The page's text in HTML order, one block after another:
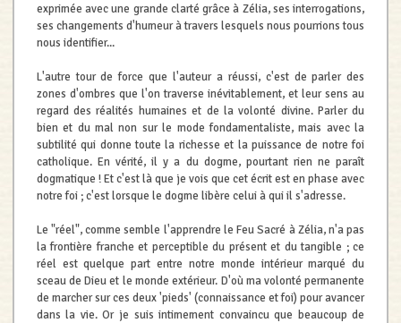
exprimée avec une grande clarté grâce à Zélia, ses interrogations,
ses changements d'humeur à travers lesquels nous pourrions tous
nous identifier...
L'autre tour de force que l'auteur a réussi, c'est de parler des
zones d'ombres que l'on traverse inévitablement, et leur sens au
regard des réalités humaines et de la volonté divine. Parler du
bien et du mal non sur le mode fondamentaliste, mais avec la
subtilité qui donne toute la richesse et la puissance de notre foi
catholique. En vérité, il y a du dogme, pourtant rien ne paraît
dogmatique ! Et c'est là que je vois que cet écrit est en phase avec
notre foi ; c'est lorsque le dogme libère celui à qui il s'adresse.
Le "réel", comme semble l'apprendre le Feu Sacré à Zélia, n'a pas
la frontière franche et perceptible du présent et du tangible ; ce
réel est quelque part entre notre monde intérieur marqué du
sceau de Dieu et le monde extérieur. D'où ma volonté permanente
de marcher sur ces deux 'pieds' (connaissance et foi) pour avancer
dans la vie. Or je suis intimement convaincu que beaucoup de